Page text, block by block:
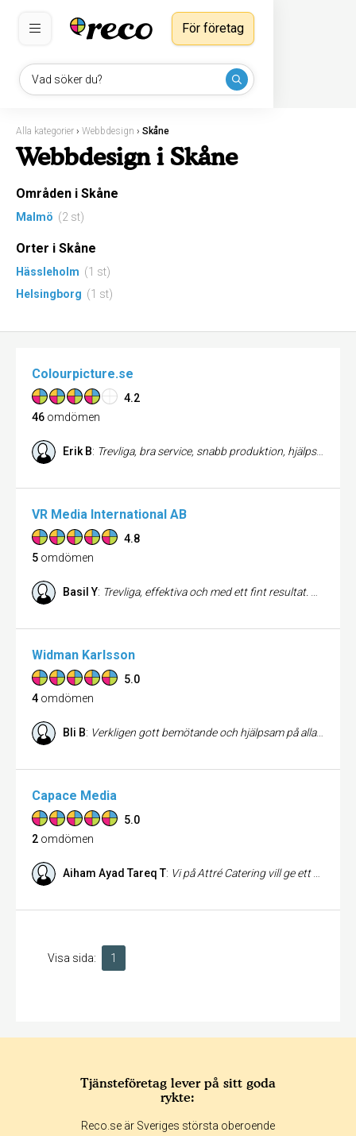
Vad söker du?
För företag
Alla kategorier › Webbdesign › Skåne
Webbdesign i Skåne
Områden i Skåne
Malmö (2 st)
Orter i Skåne
Hässleholm (1 st)
Helsingborg (1 st)
Colourpicture.se
4.2
46 omdömen
Erik B: Trevliga, bra service, snabb produktion, hjälpsamma
VR Media International AB
4.8
5 omdömen
Basil Y: Trevliga, effektiva och med ett fint resultat. Vi är väldigt nöjda! /Hörsalens Tandvård
Widman Karlsson
5.0
4 omdömen
Bli B: Verkligen gott bemötande och hjälpsam på alla sätt och lyssnar in kunden samt med sin expertis leder dig rätt!
Capace Media
5.0
2 omdömen
Aiham Ayad Tareq T: Vi på Attré Catering vill ge ett stort tack till teamet på Capace för fantastiskt arbete och service. Vilket resultat det blev! Överträffade våra förväntningar med en smidig och tydlig process av Denice som designade sidan, samt av Annie som parallellt med detta gjorde ritningarna till verklighet. 👏🏼🤩 Tack David för fint välkomnande och service, vi ser fram emot långsiktigt samarbete. Rekommenderar Capace starkt till alla som vill ha en seriös och modern hemsida! 🌟🌟🌟🌟🌟 https://attrecatering.se/
Visa sida: 1
Tjänsteföretag lever på sitt goda
rykte:
Reco.se är Sveriges största oberoende